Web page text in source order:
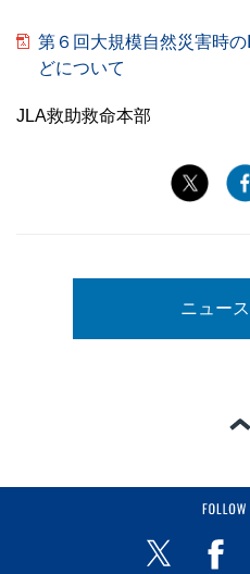
第６回大規模自然災害時
どについて
JLA救助救命本部
ニュー